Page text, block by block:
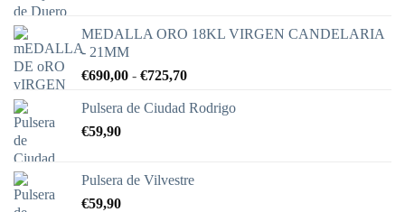
MEDALLA ORO 18KL VIRGEN CANDELARIA
- 21MM
€690,00 - €725,70Rango
precios:
€725,70
Pulsera de Ciudad Rodrigo
€59,90
Pulsera de Vilvestre
€59,90